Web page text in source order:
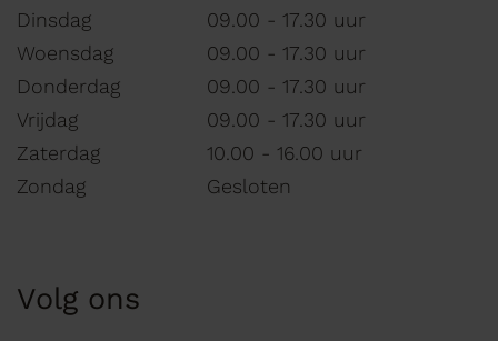
Dinsdag
09.00 - 17.30 uur
Woensdag
09.00 - 17.30 uur
Donderdag
09.00 - 17.30 uur
Vrijdag
09.00 - 17.30 uur
Zaterdag
10.00 - 16.00 uur
Zondag
Gesloten
Volg ons